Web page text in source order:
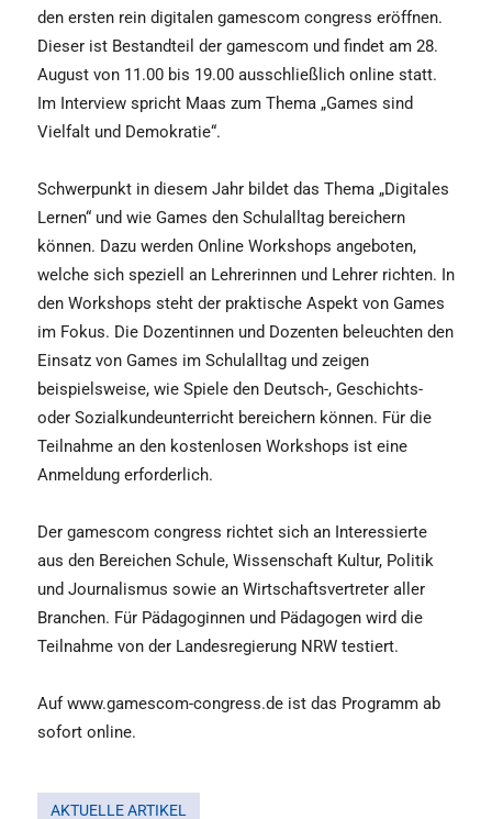
den ersten rein digitalen gamescom congress eröffnen.
Dieser ist Bestandteil der gamescom und findet am 28.
August von 11.00 bis 19.00 ausschließlich online statt.
Im Interview spricht Maas zum Thema „Games sind
Vielfalt und Demokratie“.
Schwerpunkt in diesem Jahr bildet das Thema „Digitales
Lernen“ und wie Games den Schulalltag bereichern
können. Dazu werden Online Workshops angeboten,
welche sich speziell an Lehrerinnen und Lehrer richten. In
den Workshops steht der praktische Aspekt von Games
im Fokus. Die Dozentinnen und Dozenten beleuchten den
Einsatz von Games im Schulalltag und zeigen
beispielsweise, wie Spiele den Deutsch-, Geschichts-
oder Sozialkundeunterricht bereichern können. Für die
Teilnahme an den kostenlosen Workshops ist eine
Anmeldung erforderlich.
Der gamescom congress richtet sich an Interessierte
aus den Bereichen Schule, Wissenschaft Kultur, Politik
und Journalismus sowie an Wirtschaftsvertreter aller
Branchen. Für Pädagoginnen und Pädagogen wird die
Teilnahme von der Landesregierung NRW testiert.
Auf www.gamescom-congress.de ist das Programm ab
sofort online.
AKTUELLE ARTIKEL